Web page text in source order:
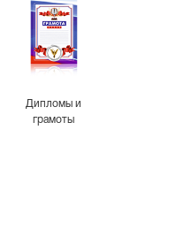
Дипломы и
грамоты